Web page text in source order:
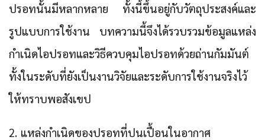
ปรอทนั้นมีหลากหลาย ทั้งนี้ขึ้นอยู่กับวัตถุประสงค์และ
รูปแบบการใช้งาน บทความนี้จึงได้รวบรวมข้อมูลแหล่ง
กำเนิดไอปรอทและวิธีควบคุมไอปรอทด้วยถ่านกัมมันต์
ทั้งในระดับที่ยังเป็นงานวิจัยและระดับการใช้งานจริงไว้
ให้ทราบพอสังเขป
2. แหล่งกำเนิดของปรอทที่ปนเปื้อนในอากาศ